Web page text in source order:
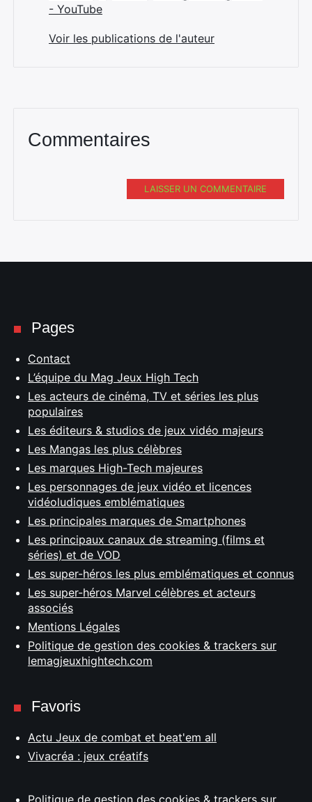
- YouTube
Voir les publications de l'auteur
Commentaires
LAISSER UN COMMENTAIRE
Pages
Contact
L’équipe du Mag Jeux High Tech
Les acteurs de cinéma, TV et séries les plus
populaires
Les éditeurs & studios de jeux vidéo majeurs
Les Mangas les plus célèbres
Les marques High-Tech majeures
Les personnages de jeux vidéo et licences
vidéoludiques emblématiques
Les principales marques de Smartphones
Les principaux canaux de streaming (films et
séries) et de VOD
Les super-héros les plus emblématiques et connus
Les super-héros Marvel célèbres et acteurs
associés
Mentions Légales
Politique de gestion des cookies & trackers sur
lemagjeuxhightech.com
Favoris
Actu Jeux de combat et beat'em all
Vivacréa : jeux créatifs
Politique de gestion des cookies & trackers sur